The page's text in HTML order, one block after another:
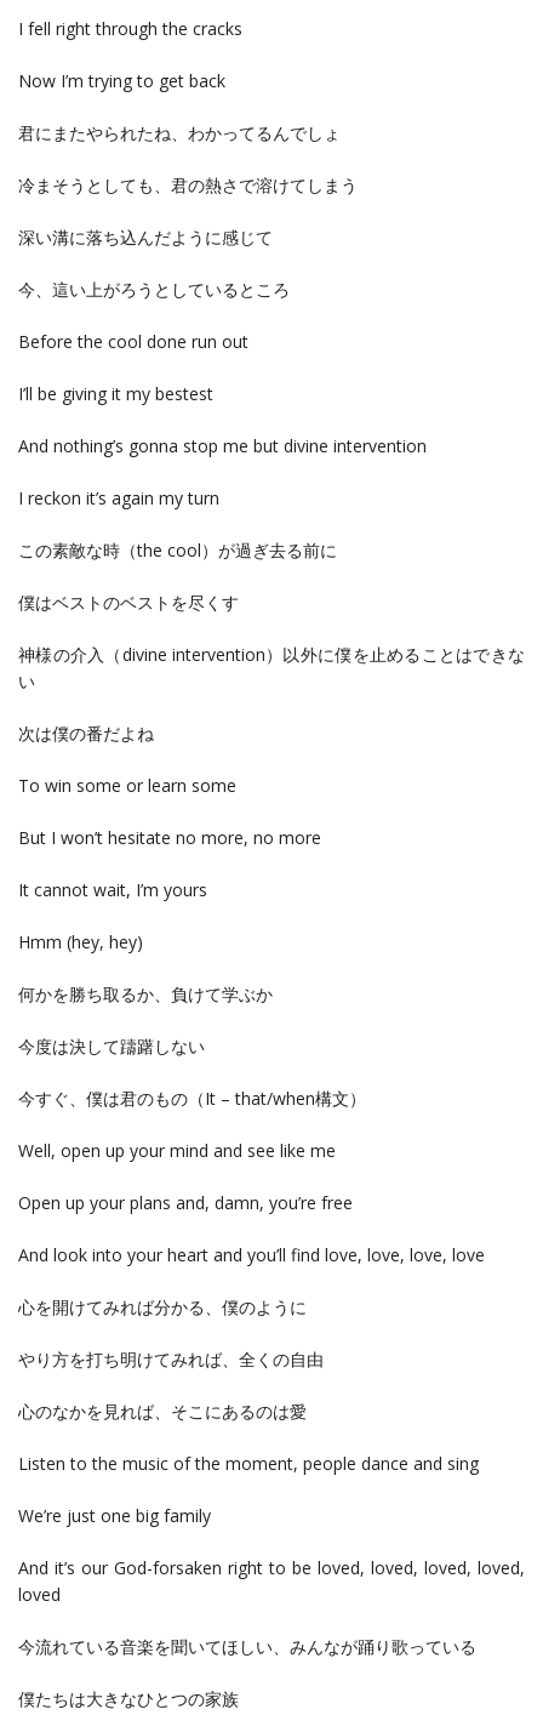
I fell right through the cracks
Now I’m trying to get back
君にまたやられたね、わかってるんでしょ
冷まそうとしても、君の熱さで溶けてしまう
深い溝に落ち込んだように感じて
今、這い上がろうとしているところ
Before the cool done run out
I’ll be giving it my bestest
And nothing’s gonna stop me but divine intervention
I reckon it’s again my turn
この素敵な時（the cool）が過ぎ去る前に
僕はベストのベストを尽くす
神様の介入（divine intervention）以外に僕を止めることはできな
い
次は僕の番だよね
To win some or learn some
But I won’t hesitate no more, no more
It cannot wait, I’m yours
Hmm (hey, hey)
何かを勝ち取るか、負けて学ぶか
今度は決して躊躇しない
今すぐ、僕は君のもの（It – that/when構文）
Well, open up your mind and see like me
Open up your plans and, damn, you’re free
And look into your heart and you’ll find love, love, love, love
心を開けてみれば分かる、僕のように
やり方を打ち明けてみれば、全くの自由
心のなかを見れば、そこにあるのは愛
Listen to the music of the moment, people dance and sing
We’re just one big family
And it’s our God-forsaken right to be loved, loved, loved, loved,
loved
今流れている音楽を聞いてほしい、みんなが踊り歌っている
僕たちは大きなひとつの家族